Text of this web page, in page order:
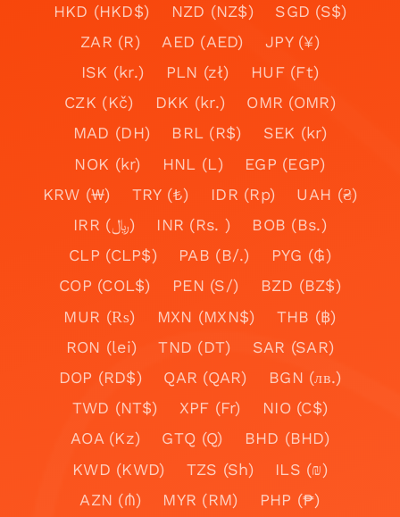
HKD (HKD$)
NZD (NZ$)
SGD (S$)
ZAR (R)
AED (AED)
JPY (¥)
ISK (kr.)
PLN (zł)
HUF (Ft)
CZK (Kč)
DKK (kr.)
OMR (OMR)
MAD (DH)
BRL (R$)
SEK (kr)
NOK (kr)
HNL (L)
EGP (EGP)
KRW (₩)
TRY (₺) IDR (Rp)
UAH (₴)
IRR (﷼)
INR (Rs. )
BOB (Bs.)
CLP (CLP$)
PAB (B/.)
PYG (₲)
COP (COL$)
PEN (S/)
BZD (BZ$)
MUR (₨)
MXN (MXN$)
THB (฿)
RON (lei)
TND (DT)
SAR (SAR)
DOP (RD$)
QAR (QAR)
BGN (лв.)
TWD (NT$)
XPF (Fr)
NIO (C$)
AOA (Kz)
GTQ (Q)
BHD (BHD)
KWD (KWD)
TZS (Sh)
ILS (₪)
AZN (₼)
MYR (RM) PHP (₱)